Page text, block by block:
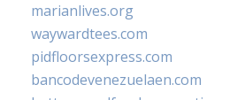
marianlives.org
waywardtees.com
pidfloorsexpress.com
bancodevenezuelaen.com